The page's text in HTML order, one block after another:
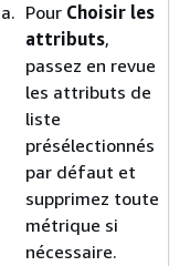
Pour Choisir les
attributs,
passez en revue
les attributs de
liste
présélectionnés
par défaut et
supprimez toute
métrique si
nécessaire.